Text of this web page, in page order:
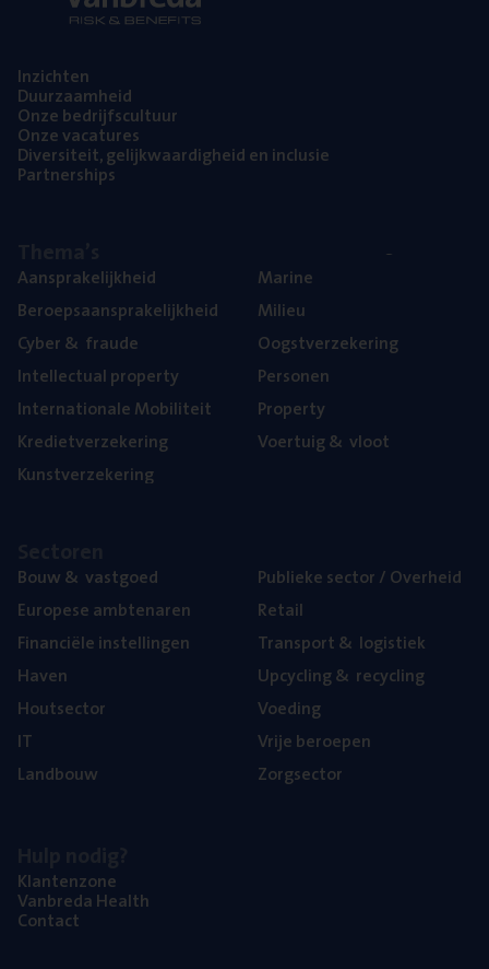
Inzich­ten
Duur­zaam­heid
Onze bedrijfs­cul­tuur
Onze vaca­tu­res
Diver­si­teit, gelijk­waar­dig­heid en inclusie
Part­ner­ships
Aan­spra­ke­lijk­heid
Beroeps­aan­spra­ke­lijk­heid
Cyber& fraude
Intel­lec­tu­al property
Inter­na­ti­o­na­le Mobiliteit
Kre­diet­ver­ze­ke­ring
Kunst­ver­ze­ke­ring
Mari­ne
Mili­eu
Oogst­ver­ze­ke­ring
Per­so­nen
Pro­per­ty
Voer­tuig& vloot
Bouw& vastgoed
Euro­pe­se ambtenaren
Finan­ci­ë­le instellingen
Haven
Hout­sec­tor
IT
Land­bouw
Publie­ke sec­tor / Overheid
Retail
Trans­port& logistiek
Upcy­cling& recycling
Voe­ding
Vrije beroe­pen
Zorg­sec­tor
Klan­ten­zo­ne
Van­b­re­da Health
Con­tact